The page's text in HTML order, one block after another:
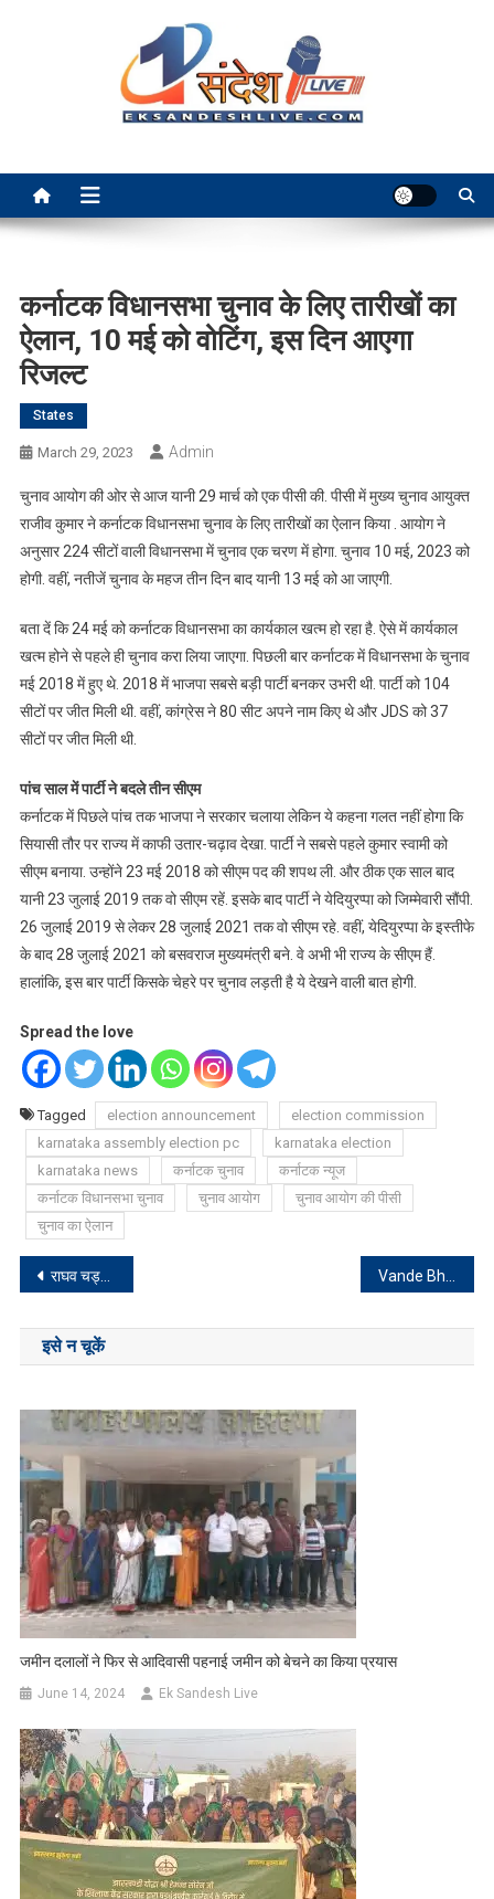
कर्नाटक विधानसभा चुनाव के लिए तारीखों का
ऐलान, 10 मई को वोटिंग, इस दिन आएगा
रिजल्ट
States
March 29, 2023 Admin
चुनाव आयोग की ओर से आज यानी 29 मार्च को एक पीसी की. पीसी में मुख्य चुनाव आयुक्त
राजीव कुमार ने कर्नाटक विधानसभा चुनाव के लिए तारीखों का ऐलान किया . आयोग ने
अनुसार 224 सीटों वाली विधानसभा में चुनाव एक चरण में होगा. चुनाव 10 मई, 2023 को
होगी. वहीं, नतीजें चुनाव के महज तीन दिन बाद यानी 13 मई को आ जाएगी.
बता दें कि 24 मई को कर्नाटक विधानसभा का कार्यकाल खत्म हो रहा है. ऐसे में कार्यकाल
खत्म होने से पहले ही चुनाव करा लिया जाएगा. पिछली बार कर्नाटक में विधानसभा के चुनाव
मई 2018 में हुए थे. 2018 में भाजपा सबसे बड़ी पार्टी बनकर उभरी थी. पार्टी को 104
सीटों पर जीत मिली थी. वहीं, कांग्रेस ने 80 सीट अपने नाम किए थे और JDS को 37
सीटों पर जीत मिली थी.
पांच साल में पार्टी ने बदले तीन सीएम
कर्नाटक में पिछले पांच तक भाजपा ने सरकार चलाया लेकिन ये कहना गलत नहीं होगा कि
सियासी तौर पर राज्य में काफी उतार-चढ़ाव देखा. पार्टी ने सबसे पहले कुमार स्वामी को
सीएम बनाया. उन्होंने 23 मई 2018 को सीएम पद की शपथ ली. और ठीक एक साल बाद
यानी 23 जुलाई 2019 तक वो सीएम रहें. इसके बाद पार्टी ने येदियुरप्पा को जिम्मेवारी सौंपी.
26 जुलाई 2019 से लेकर 28 जुलाई 2021 तक वो सीएम रहे. वहीं, येदियुरप्पा के इस्तीफे
के बाद 28 जुलाई 2021 को बसवराज मुख्यमंत्री बने. वे अभी भी राज्य के सीएम हैं.
हालांकि, इस बार पार्टी किसके चेहरे पर चुनाव लड़ती है ये देखने वाली बात होगी.
Spread the love
Tagged election announcement
election commission
karnataka assembly election pc
karnataka election
karnataka news
कर्नाटक चुनाव
कर्नाटक न्यूज
कर्नाटक विधानसभा चुनाव
चुनाव आयोग
चुनाव आयोग की पीसी
चुनाव का ऐलान
Post
navigation
राघव चड्ढा और अभिनेत्री परिणीति चोपड़ा हैं एक दूजे के, हुई पुष्टि? Vande Bharat Express : अप्रैल से चलेगी हटिया स्टेशन से पटना के लिए वंदे भारत एक्सप्रेस!
इसे न चूकें
जमीन दलालों ने फिर से आदिवासी पहनाई जमीन को बेचने का किया प्रयास
June 14, 2024 Ek Sandesh Live